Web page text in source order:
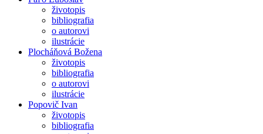
životopis
bibliografia
o autorovi
ilustrácie
Plocháňová Božena
životopis
bibliografia
o autorovi
ilustrácie
Popovič Ivan
životopis
bibliografia